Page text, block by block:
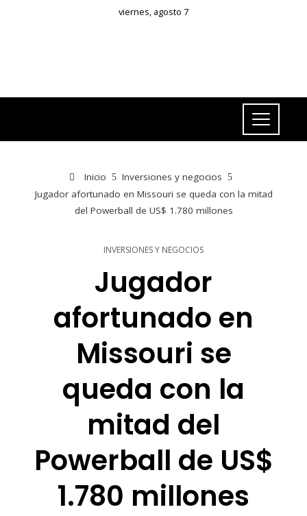
viernes, agosto 7
Inicio
Inversiones y negocios
Jugador afortunado en Missouri se queda con la mitad
del Powerball de US$ 1.780 millones
INVERSIONES Y NEGOCIOS
Jugador
afortunado en
Missouri se
queda con la
mitad del
Powerball de US$
1.780 millones